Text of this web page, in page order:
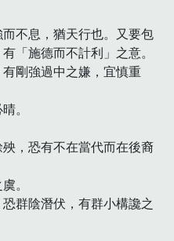
不息，猶天行也。又要包
「施德而不計利」之意。
剛強過中之嫌，宜慎重
。
，恐有不在當代而在後裔
。
群陰潛伏，有群小構讒之